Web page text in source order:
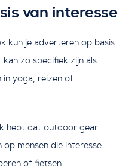
van interesse
kun je adverteren op basis
zo specifiek zijn als
in yoga, reizen of
hebt dat outdoor gear
mensen die interesse
of fietsen.